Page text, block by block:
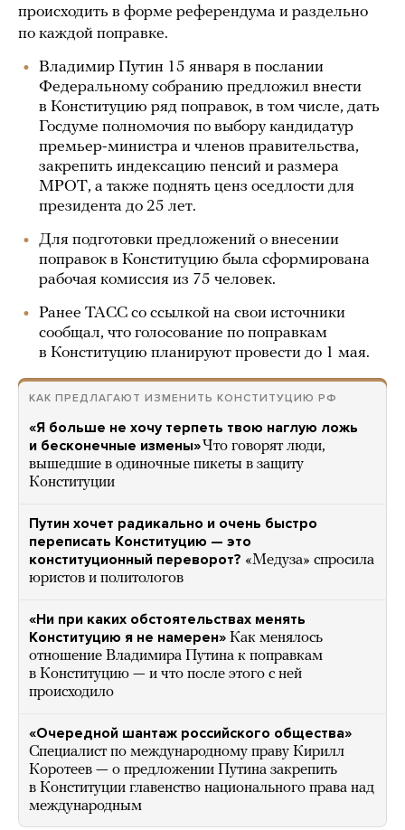
происходить в форме референдума и раздельно
по каждой поправке.
Владимир Путин 15 января в послании
Федеральному собранию предложил внести
в Конституцию ряд поправок, в том числе, дать
Госдуме полномочия по выбору кандидатур
премьер-министра и членов правительства,
закрепить индексацию пенсий и размера
МРОТ, а также поднять ценз оседлости для
президента до 25 лет.
Для подготовки предложений о внесении
поправок в Конституцию была сформирована
рабочая комиссия из 75 человек.
Ранее ТАСС со ссылкой на свои источники
сообщал, что голосование по поправкам
в Конституцию планируют провести до 1 мая.
КАК ПРЕДЛАГАЮТ ИЗМЕНИТЬ КОНСТИТУЦИЮ РФ
«Я больше не хочу терпеть твою наглую ложь
и бесконечные измены»Что говорят люди,
вышедшие в одиночные пикеты в защиту
Конституции
Путин хочет радикально и очень быстро
переписать Конституцию — это
конституционный переворот? «Медуза» спросила
юристов и политологов
«Ни при каких обстоятельствах менять
Конституцию я не намерен» Как менялось
отношение Владимира Путина к поправкам
в Конституцию — и что после этого с ней
происходило
«Очередной шантаж российского общества»
Специалист по международному праву Кирилл
Коротеев — о предложении Путина закрепить
в Конституции главенство национального права над
международным